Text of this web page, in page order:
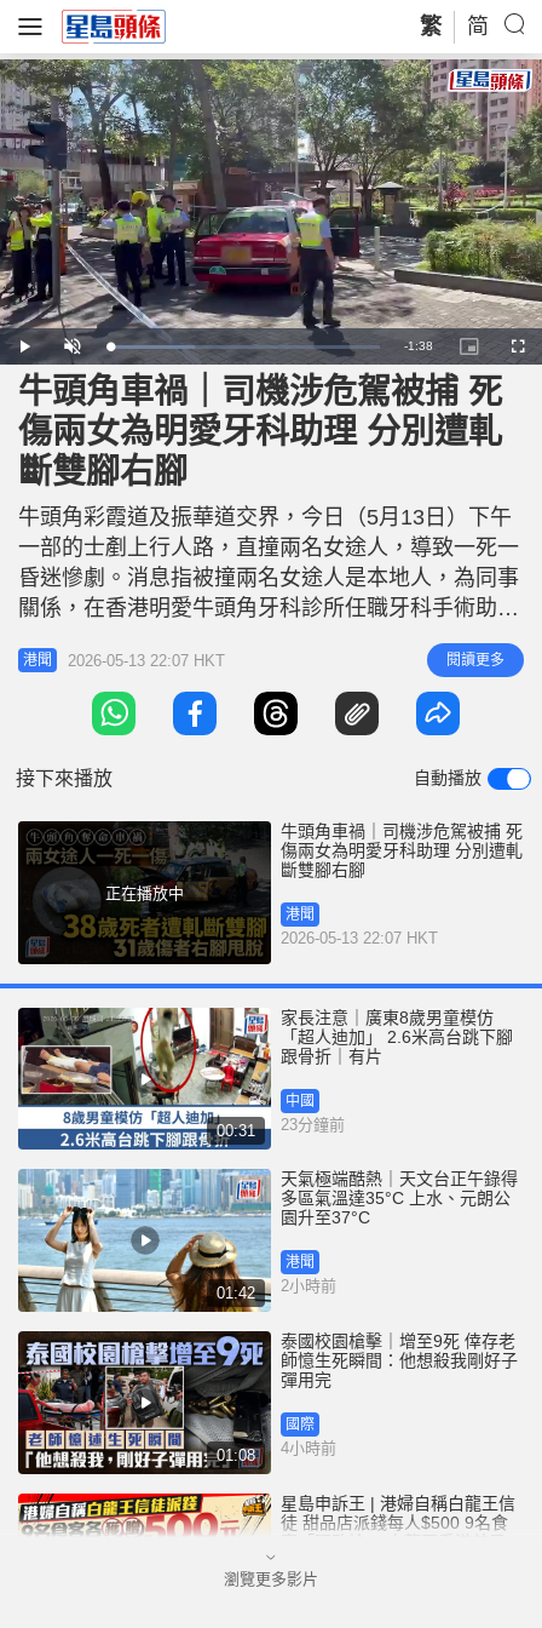
繁 简
P
l
a
y
U
n
m
u
t
e
L
o
a
d
e
3
.
5
7
R
e
m
n
n
-1:38
P
i
c
t
u
e
-
c
r
F
u
牛頭角車禍｜司機涉危駕被捕 死
傷兩女為明愛牙科助理 分別遭軋
斷雙腳右腳
牛頭角彩霞道及振華道交界，今日（5月13日）下午
一部的士剷上行人路，直撞兩名女途人，導致一死一
昏迷慘劇。消息指被撞兩名女途人是本地人，為同事
關係，在香港明愛牛頭角牙科診所任職牙科手術助
理。其中38歲姓徐死者被軋斷雙腳，另一名同姓俆的
31歲昏迷傷者被軋斷右腳，仍在伊利沙伯醫院搶救。
目前，70歲姓吳男司機涉嫌危險駕駛引致他人死亡被
捕，正被扣查。 的士司機報稱煞車失靈 據了解，事
港聞 2026-05-13 22:07 HKT 閱讀更多
接下來播放 自動播放
正在播放中
牛頭角車禍｜司機涉危駕被捕 死
傷兩女為明愛牙科助理 分別遭軋
斷雙腳右腳
港聞
2026-05-13 22:07 HKT
00:31
家長注意｜廣東8歲男童模仿
「超人迪加」 2.6米高台跳下腳
跟骨折｜有片
中國
23分鐘前
01:42
天氣極端酷熱｜天文台正午錄得
多區氣溫達35°C 上水、元朗公
園升至37°C
港聞
2小時前
01:08
泰國校園槍擊｜增至9死 倖存老
師憶生死瞬間：他想殺我剛好子
彈用完
國際
4小時前
星島申訴王 | 港婦自稱白龍王信
徒 甜品店派錢每人$500 9名食
客「唔敢拎」 白龍王香港弟子親
港聞
瀏覽更多影片